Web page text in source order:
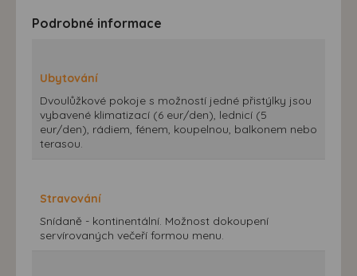
Podrobné informace
Ubytování
Dvoulůžkové pokoje s možností jedné přistýlky jsou
vybavené klimatizací (6 eur/den), lednicí (5
eur/den), rádiem, fénem, koupelnou, balkonem nebo
terasou.
Stravování
Snídaně - kontinentální. Možnost dokoupení
servírovaných večeří formou menu.